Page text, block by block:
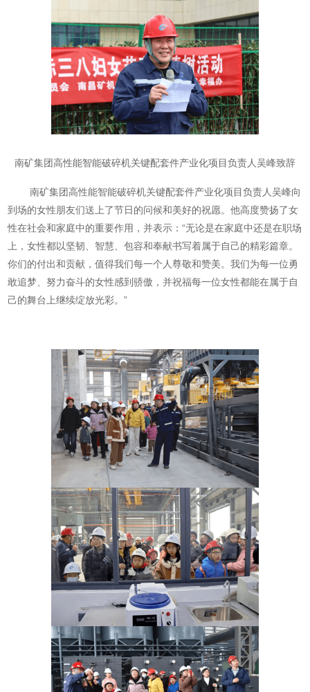
南矿集团高性能智能破碎机关键配套件产业化项目负责人吴峰致辞
南矿集团高性能智能破碎机关键配套件产业化项目负责人吴峰向
到场的女性朋友们送上了节日的问候和美好的祝愿。他高度赞扬了女
性在社会和家庭中的重要作用，并表示：“无论是在家庭中还是在职场
上，女性都以坚韧、智慧、包容和奉献书写着属于自己的精彩篇章。
你们的付出和贡献，值得我们每一个人尊敬和赞美。我们为每一位勇
敢追梦、努力奋斗的女性感到骄傲，并祝福每一位女性都能在属于自
己的舞台上继续绽放光彩。”